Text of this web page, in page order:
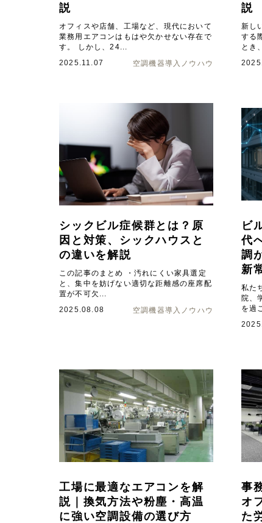
説
オフィスや店舗、工場など、現代において
業務用エアコンはもはや欠かせない存在で
す。 しかし、24...
2025.11.07
空調機器導入ノウハウ
説
新し
する
と
シックビル症候群とは？原
因と対策、シックハウスと
の違いを解説
この記事のまとめ ・汚れにくい家具選定
と、集中を妨げない適切な距離感の座席配
置が不可欠...
2025.08.08
空調機器導入ノウハウ
ビ
代
調
新
私た
院、
を過
工場に最適なエアコンを解
説｜換気方法や粉塵・高温
に強い空調設備の選び方
事
オ
た